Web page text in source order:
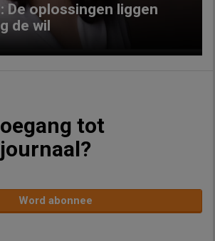
De oplossingen liggen
de wil
tot
Word abonnee